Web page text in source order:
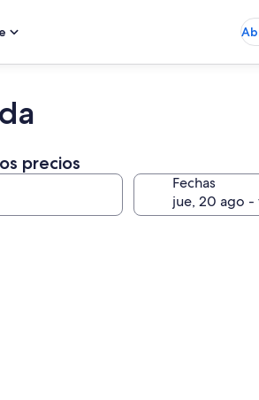
precios
Fechas